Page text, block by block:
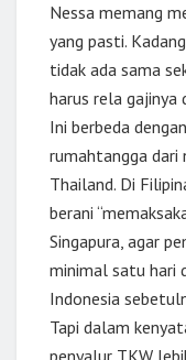
Nessa memang
yang pasti.
tidak ada sama
harus rela
Ini berbeda
rumahtangga dari
Thailand. Di
berani
Singapura, agar
minimal satu hari
Indonesia
Tapi dalam
penyalur TKW